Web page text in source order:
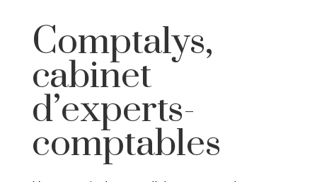
Comptalys,
cabinet
d’experts-
comptables